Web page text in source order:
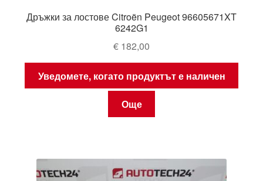
Дръжки за лостове Citroën Peugeot 96605671XT
6242G1
€ 182,00
Уведомете, когато продуктът е наличен
Още